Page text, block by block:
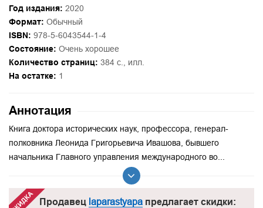
Год издания: 2020
Формат: Обычный
ISBN: 978-5-6043544-1-4
Состояние: Очень хорошее
Количество страниц: 384 с., илл.
На остатке: 1
Аннотация
Книга доктора исторических наук, профессора, генерал-
полковника Леонида Григорьевича Ивашова, бывшего
начальника Главного управления международного во...
Продавец laparastyapaпредлагает скидки: